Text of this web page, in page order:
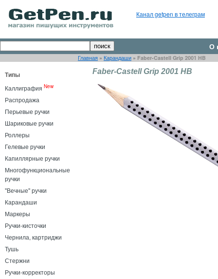
Канал getpen в телеграм
О
Главная » Карандаши » Faber-Castell Grip 2001 HB
Типы
Каллиграфия New
Распродажа
Перьевые ручки
Шариковые ручки
Роллеры
Гелевые ручки
Капиллярные ручки
Многофункциональные
ручки
"Вечные" ручки
Карандаши
Маркеры
Ручки-кисточки
Чернила, картриджи
Тушь
Стержни
Ручки-корректоры
Faber-Castell Grip 2001 HB